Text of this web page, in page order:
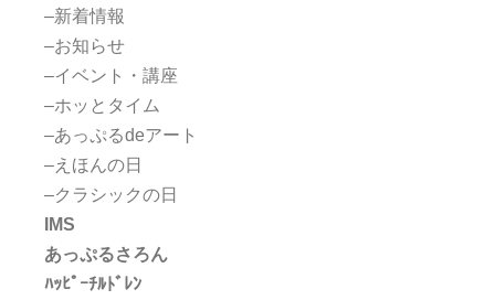
–新着情報
–お知らせ
–イベント・講座
–ホッとタイム
–あっぷるdeアート
–えほんの日
–クラシックの日
IMS
あっぷるさろん
ﾊｯﾋﾟｰﾁﾙﾄﾞﾚﾝ